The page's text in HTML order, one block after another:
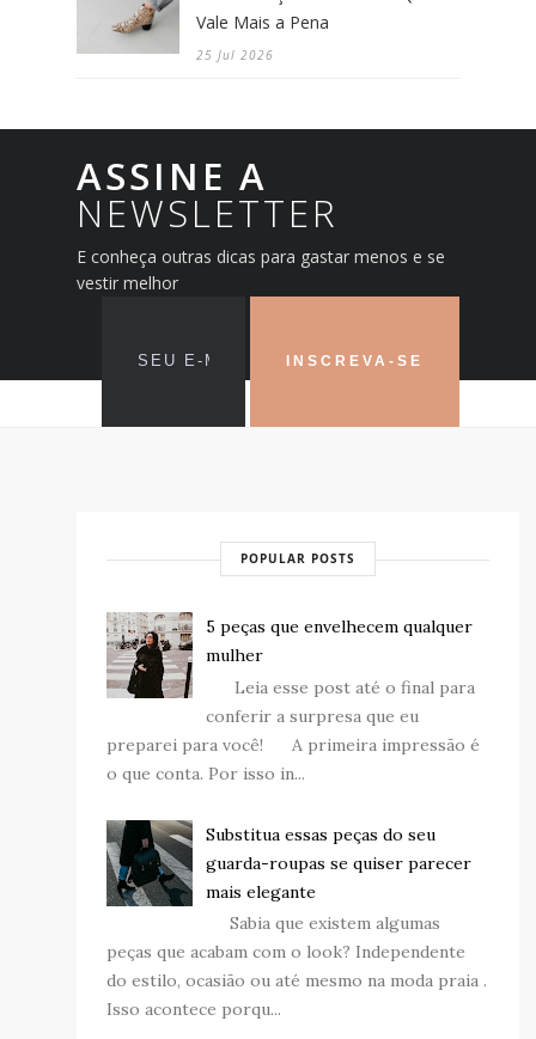
Vale Mais a Pena
25 Jul 2026
ASSINE A
NEWSLETTER
E conheça outras dicas para gastar menos e se
vestir melhor
POPULAR POSTS
5 peças que envelhecem qualquer
mulher
Leia esse post até o final para
conferir a surpresa que eu
preparei para você! A primeira impressão é
o que conta. Por isso in...
Substitua essas peças do seu
guarda-roupas se quiser parecer
mais elegante
Sabia que existem algumas
peças que acabam com o look? Independente
do estilo, ocasião ou até mesmo na moda praia .
Isso acontece porqu...